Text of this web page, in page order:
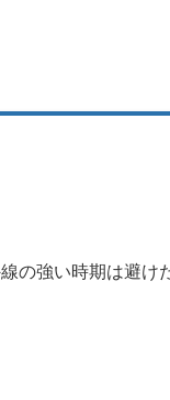
の強い時期は避け